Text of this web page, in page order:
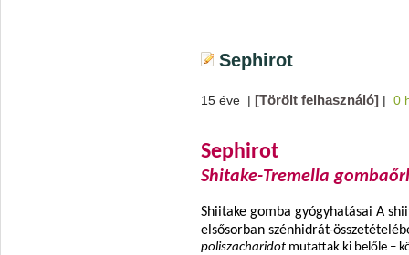
Sephirot
15 éve | [Törölt felhasználó] | 0
Sephirot
Shitake-Tremella
Shiitake gomba gyógyhatásai A
elsősorban szénhidrát-
poliszacharidot mutattak ki belőle –